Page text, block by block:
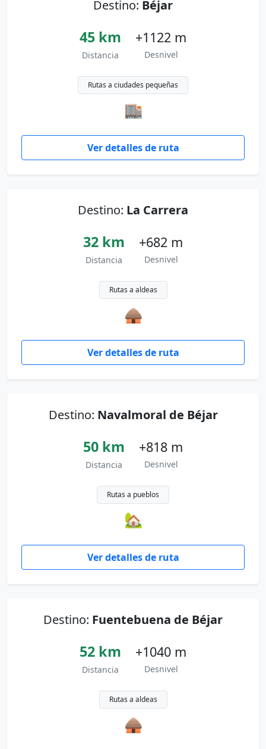
Destino: Béjar
45 km
Distancia
+1122 m
Desnivel
Rutas a ciudades pequeñas
🏬
Ver detalles de ruta
Destino: La Carrera
32 km
Distancia
+682 m
Desnivel
Rutas a aldeas
🛖
Ver detalles de ruta
Destino: Navalmoral de Béjar
50 km
Distancia
+818 m
Desnivel
Rutas a pueblos
🏡
Ver detalles de ruta
Destino: Fuentebuena de Béjar
52 km
Distancia
+1040 m
Desnivel
Rutas a aldeas
🛖